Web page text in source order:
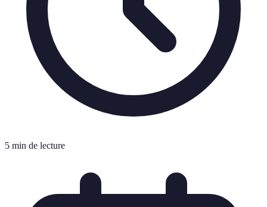
5 min de lecture